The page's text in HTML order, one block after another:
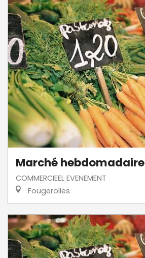
Marché hebdomadaire
COMMERCIEEL EVENEMENT
Fougerolles